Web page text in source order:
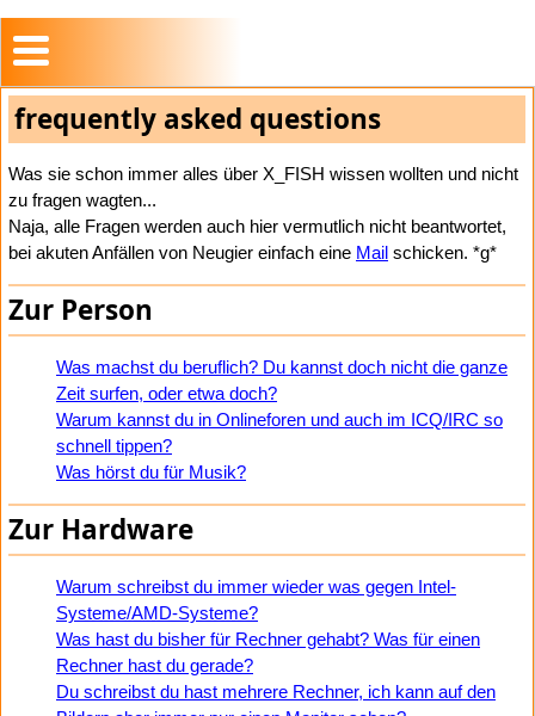
frequently asked questions
Was sie schon immer alles über X_FISH wissen wollten und nicht
zu fragen wagten...
Naja, alle Fragen werden auch hier vermutlich nicht beantwortet,
bei akuten Anfällen von Neugier einfach eine Mail schicken. *g*
Zur Person
Was machst du beruflich? Du kannst doch nicht die ganze
Zeit surfen, oder etwa doch?
Warum kannst du in Onlineforen und auch im ICQ/IRC so
schnell tippen?
Was hörst du für Musik?
Zur Hardware
Warum schreibst du immer wieder was gegen Intel-
Systeme/AMD-Systeme?
Was hast du bisher für Rechner gehabt? Was für einen
Rechner hast du gerade?
Du schreibst du hast mehrere Rechner, ich kann auf den